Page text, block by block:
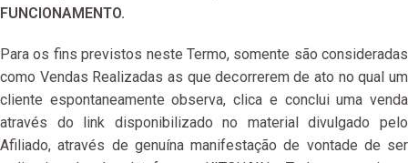
FUNCIONAMENTO.
Para os fins previstos neste Termo, somente são consideradas
como Vendas Realizadas as que decorrerem de ato no qual um
cliente espontaneamente observa, clica e conclui uma venda
através do link disponibilizado no material divulgado pelo
Afiliado, através de genuína manifestação de vontade de ser